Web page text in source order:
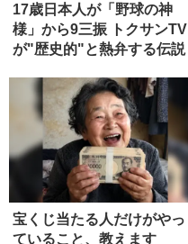
17歳日本人が「野球の神
様」から9三振 トクサンTV
が"歴史的"と熱弁する伝説
宝くじ当たる人だけがやっ
ていること、教えます